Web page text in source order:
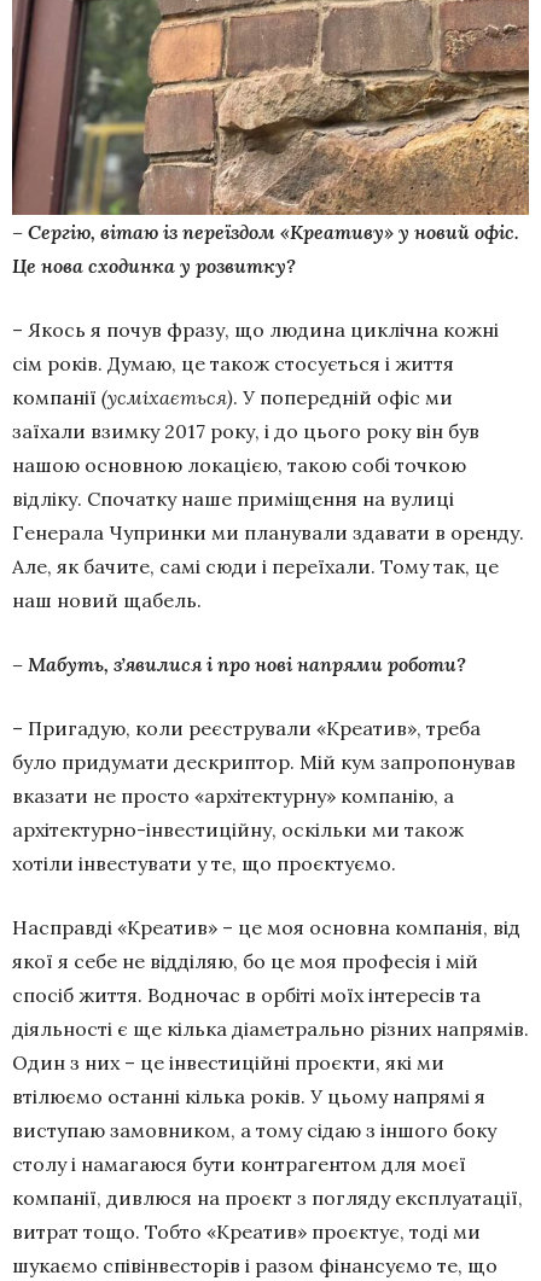
– Сергію, вітаю із переїздом «Креативу» у новий офіс.
Це нова сходинка у розвитку?
– Якось я почув фразу, що людина циклічна кожні
сім років. Думаю, це також стосується і життя
компанії (усміхається). У попередній офіс ми
заїхали взимку 2017 року, і до цього року він був
нашою основною локацією, такою собі точкою
відліку. Спочатку наше приміщення на вулиці
Генерала Чупринки ми планували здавати в оренду.
Але, як бачите, самі сюди і переїхали. Тому так, це
наш новий щабель.
– Мабуть, зʼявилися і про нові напрями роботи?
– Пригадую, коли реєстрували «Креатив», треба
було придумати дескриптор. Мій кум запропонував
вказати не просто «архітектурну» компанію, а
архітектурно-інвестиційну, оскільки ми також
хотіли інвестувати у те, що проєктуємо.
Насправді «Креатив» – це моя основна компанія, від
якої я себе не відділяю, бо це моя професія і мій
спосіб життя. Водночас в орбіті моїх інтересів та
діяльності є ще кілька діаметрально різних напрямів.
Один з них – це інвестиційні проєкти, які ми
втілюємо останні кілька років. У цьому напрямі я
виступаю замовником, а тому сідаю з іншого боку
столу і намагаюся бути контрагентом для моєї
компанії, дивлюся на проєкт з погляду експлуатації,
витрат тощо. Тобто «Креатив» проєктує, тоді ми
шукаємо співінвесторів і разом фінансуємо те, що